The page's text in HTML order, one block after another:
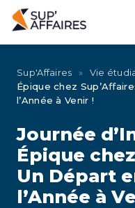
Sup'Affaires » Vie
Épique chez
l’Année à Venir !
Journée
Épique
Un Départ
l’Année à